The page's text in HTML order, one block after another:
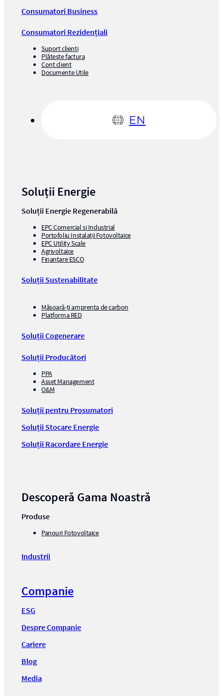
Consumatori Business
Consumatori Rezidențiali
Suport clienți
Plătește factura
Cont client
Documente Utile
EN
Soluții Energie
Soluții Energie Regenerabilă
EPC Comercial si Industrial
Portofoliu Instalații Fotovoltaice
EPC Utility Scale
Agrivoltaice
Finanțare ESCO
Soluții Sustenabilitate
Măsoară-ți amprenta de carbon
Platforma RED
Soluții Cogenerare
Soluții Producători
PPA
Asset Management
O&M
Soluții pentru Prosumatori
Soluții Stocare Energie
Soluții Racordare Energie
Descoperă Gama Noastră
Produse
Panouri Fotovoltaice
Industrii
Companie
ESG
Despre Companie
Cariere
Blog
Media